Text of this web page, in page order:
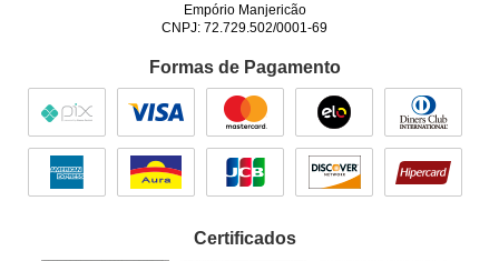
Empório Manjericão
CNPJ: 72.729.502/0001-69
Formas de Pagamento
Certificados